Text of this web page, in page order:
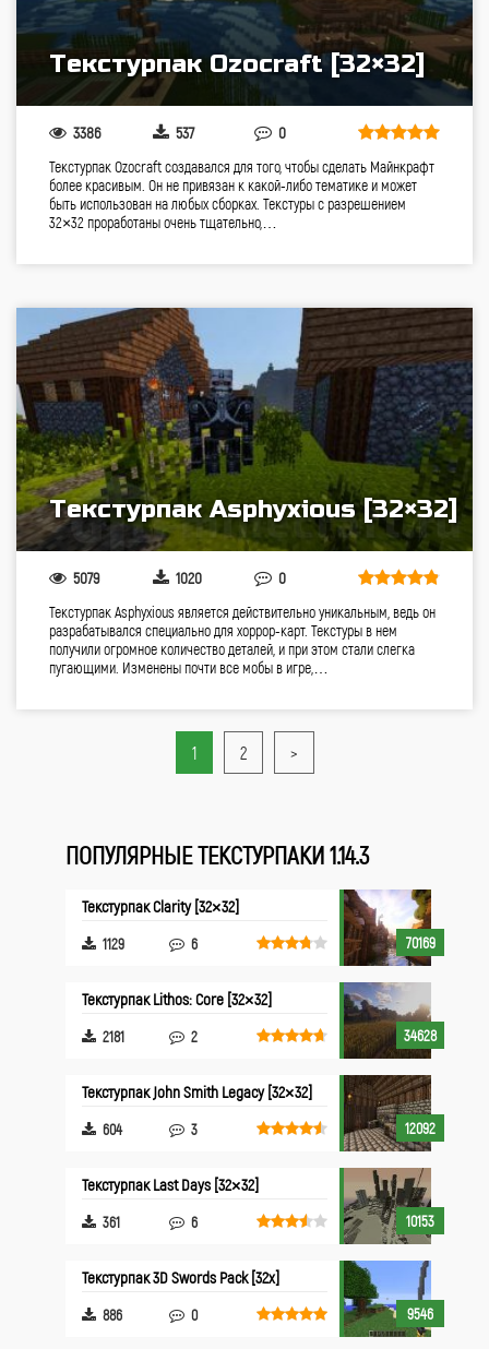
Текстурпак Ozocraft [32×32]
3386 537 0
Текстурпак Ozocraft создавался для того, чтобы сделать Майнкрафт
более красивым. Он не привязан к какой-либо тематике и может
быть использован на любых сборках. Текстуры с разрешением
32×32 проработаны очень тщательно,…
Текстурпак Asphyxious [32×32]
5079 1020 0
Текстурпак Asphyxious является действительно уникальным, ведь он
разрабатывался специально для хоррор-карт. Текстуры в нем
получили огромное количество деталей, и при этом стали слегка
пугающими. Изменены почти все мобы в игре,…
1 2 >
ПОПУЛЯРНЫЕ ТЕКСТУРПАКИ 1.14.3
70169
Текстурпак Clarity [32×32]
1129 6
34628
Текстурпак Lithos: Core [32×32]
2181 2
12092
Текстурпак John Smith Legacy [32×32]
604 3
10153
Текстурпак Last Days [32×32]
361 6
9546
Текстурпак 3D Swords Pack [32x]
886 0